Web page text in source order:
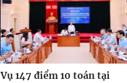
Vụ 147 điểm 10 toán tại